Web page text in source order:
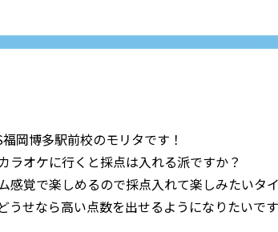
福岡博多駅前校のモリタです！
ラオケに行くと採点は入れる派ですか？
感覚で楽しめるので採点入れて楽しみたいタ
うせなら高い点数を出せるようになりたいで